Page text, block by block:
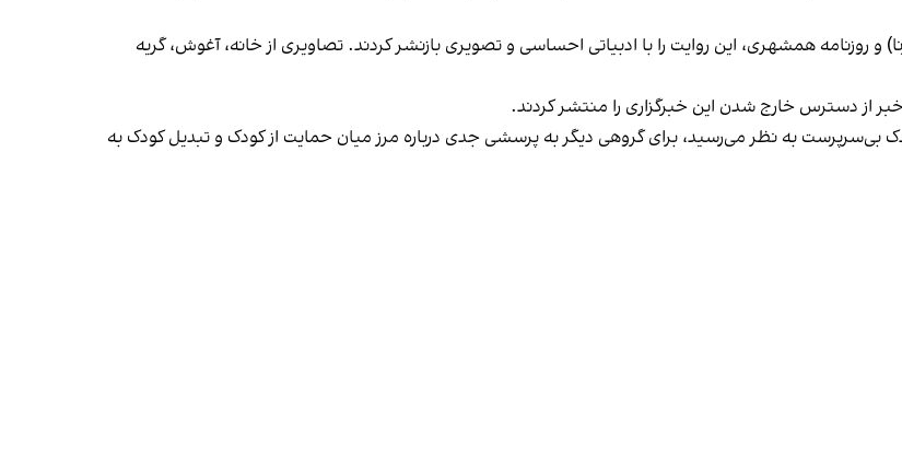
و روزنامه همشهری، این روایت را با ادبیاتی احساسی و تصویری بازنشر کردند. تصاویری از خانه، آغوش، گریه
از دسترس خارج شدن این خبرگزاری را منتشر کردند.
بی‌سرپرست به نظر می‌رسید، برای گروهی دیگر به پرسشی جدی درباره مرز میان حمایت از کودک و تبدیل کودک به